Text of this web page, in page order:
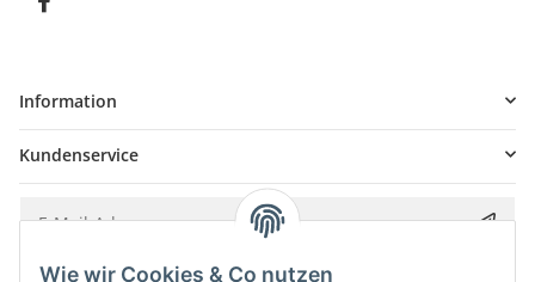
Information
Kundenservice
Bitte senden Sie mir entsprechend IhrerDatenschutzerklärung
Wie wir Cookies & Co nutzen